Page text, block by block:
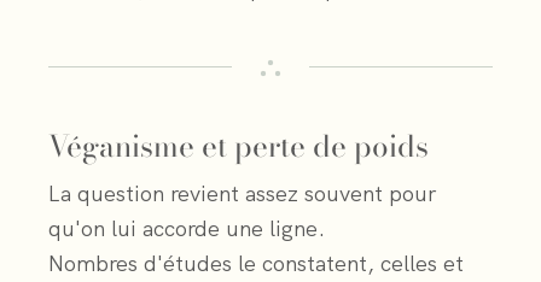
Véganisme et perte de poids
La question revient assez souvent pour
qu'on lui accorde une ligne.
Nombres d'études le constatent, celles et